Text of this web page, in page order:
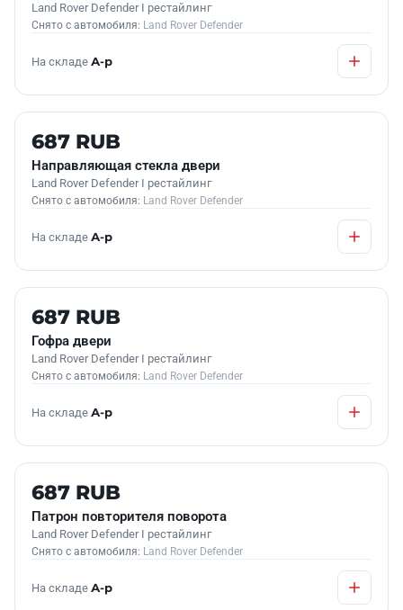
Land Rover Defender I рестайлинг
Снято с автомобиля: Land Rover Defender
На складе А-р
Б/У В НАЛИЧИИ
687 RUB
Направляющая стекла двери
Land Rover Defender I рестайлинг
Снято с автомобиля: Land Rover Defender
На складе А-р
Б/У В НАЛИЧИИ
687 RUB
Гофра двери
Land Rover Defender I рестайлинг
Снято с автомобиля: Land Rover Defender
На складе А-р
Б/У В НАЛИЧИИ
687 RUB
Патрон повторителя поворота
Land Rover Defender I рестайлинг
Снято с автомобиля: Land Rover Defender
На складе А-р